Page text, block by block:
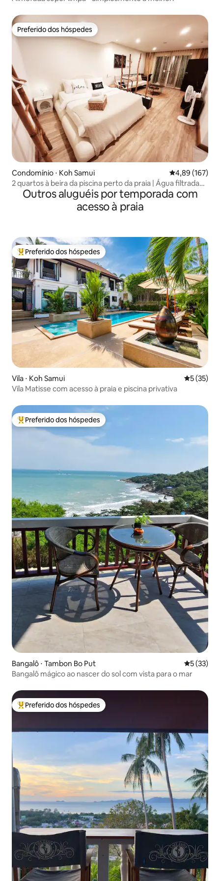
Preferido dos hóspedes
Preferido dos hóspedes
Condomínio ⋅ Koh Samui 4,89 de uma
4,89 (167)
2 quartos à beira da piscina perto da praia | Água filtrada
no quarto
Outros aluguéis por temporada com
acesso à praia
Entre os melhores preferidos dos hóspedes
Preferido dos hóspedes
Vila ⋅ Koh Samui 5 de uma
5 (35)
Vila Matisse com acesso à praia e piscina privativa
Entre os melhores preferidos dos hóspedes
Preferido dos hóspedes
Bangalô ⋅ Tambon Bo Put 5 de uma
5 (33)
Bangalô mágico ao nascer do sol com vista para o mar
Entre os melhores preferidos dos hóspedes
Preferido dos hóspedes